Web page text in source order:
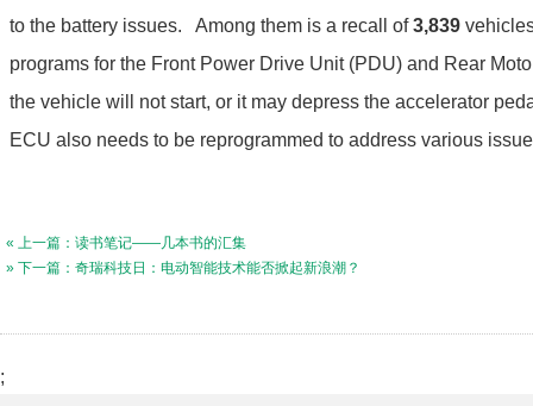
to the battery issues. Among them is a recall of3,839
programs for the Front Power Drive Unit (PDU) and Rear
the vehicle will not start, or it may depress the accelerator
ECU also needs to be reprogrammed to address various
« 上一篇：读书笔记——几本书的汇集
» 下一篇：奇瑞科技日：电动智能技术能否掀起新浪潮？
;